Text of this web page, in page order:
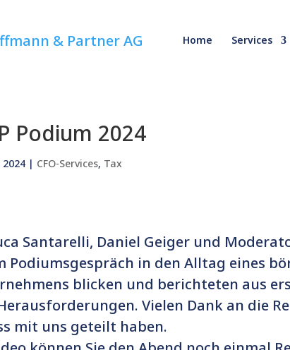
Home Services
Podium 2024
2024 | CFO-Services, Tax
Santarelli, Daniel Geiger und
Podiumsgespräch in den Alltag eines
blicken und berichteten aus
Vielen Dank an die
mit uns geteilt haben.